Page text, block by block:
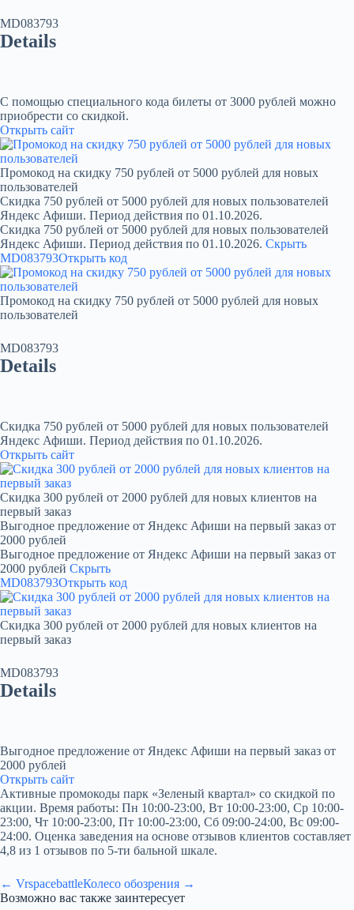
MD083793
Details
С помощью специального кода билеты от 3000 рублей можно
приобрести со скидкой.
Открыть сайт
Промокод на скидку 750 рублей от 5000 рублей для новых
пользователей
Скидка 750 рублей от 5000 рублей для новых пользователей
Яндекс Афиши. Период действия по 01.10.2026.
Скидка 750 рублей от 5000 рублей для новых пользователей
Яндекс Афиши. Период действия по 01.10.2026. Скрыть
MD083793Открыть код
Промокод на скидку 750 рублей от 5000 рублей для новых
пользователей
MD083793
Details
Скидка 750 рублей от 5000 рублей для новых пользователей
Яндекс Афиши. Период действия по 01.10.2026.
Открыть сайт
Скидка 300 рублей от 2000 рублей для новых клиентов на
первый заказ
Выгодное предложение от Яндекс Афиши на первый заказ от
2000 рублей
Выгодное предложение от Яндекс Афиши на первый заказ от
2000 рублей Скрыть
MD083793Открыть код
Скидка 300 рублей от 2000 рублей для новых клиентов на
первый заказ
MD083793
Details
Выгодное предложение от Яндекс Афиши на первый заказ от
2000 рублей
Открыть сайт
Активные промокоды парк «Зеленый квартал» со скидкой по
акции. Время работы: Пн 10:00-23:00, Вт 10:00-23:00, Ср 10:00-
23:00, Чт 10:00-23:00, Пт 10:00-23:00, Сб 09:00-24:00, Вс 09:00-
24:00. Оценка заведения на основе отзывов клиентов составляет
4,8 из 1 отзывов по 5-ти бальной шкале.
← VrspacebattleКолесо обозрения →
Возможно вас также заинтересует